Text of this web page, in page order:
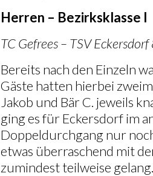
Herren – Bezirksklasse I
TC Gefrees – TSV
Bereits nach den Einzeln
Gäste hatten hierbei
Jakob und Bär C. jeweils
ging es für Eckersdorf im
Doppeldurchgang nur
etwas überraschend mit
zumindest teilweise gelang.